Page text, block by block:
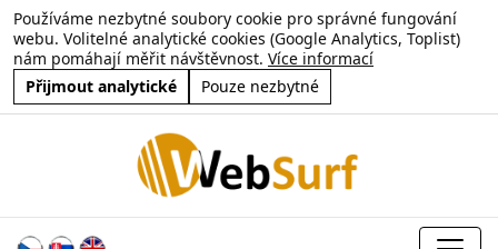
Používáme nezbytné soubory cookie pro správné fungování
webu. Volitelné analytické cookies (Google Analytics, Toplist)
nám pomáhají měřit návštěvnost. Více informací
Přijmout analytické
Pouze nezbytné